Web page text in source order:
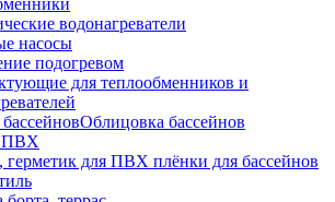
водонагреватели
насосы
подогревом
для теплообменников и
Облицовка бассейнов
ПВХ
герметик для ПВХ плёнки для бассейнов